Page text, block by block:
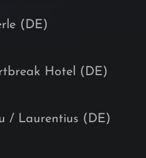
(DE)
Hotel (DE)
/ Laurentius (DE)